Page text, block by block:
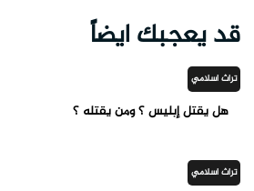
قد يعجبك ايضاً
تراث اسلامي
هل يقتل إبليس ؟ ومن يقتله ؟
تراث اسلامي